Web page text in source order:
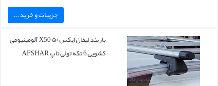
جزییات و خرید ...
باربند لیفان ایکس ۵۰ X50 آلومینیومی
کشویی 6 تکه تولی تاپ AFSHAR